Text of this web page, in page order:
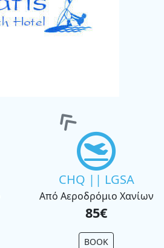
CHQ || LGSA
Από Αεροδρόμιο Χανίων
85€
BOOK